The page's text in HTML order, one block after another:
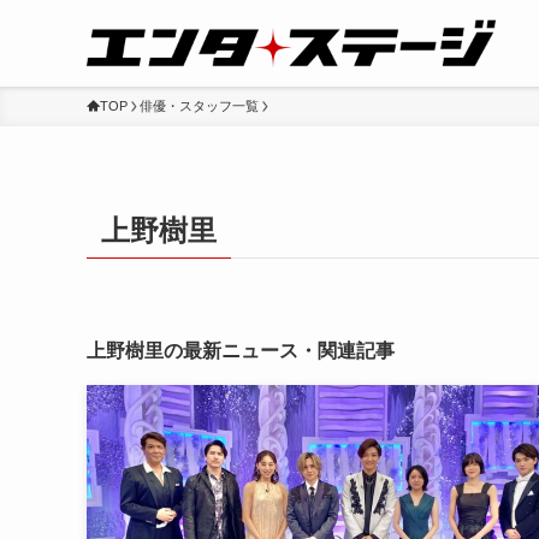
TOP 俳優・スタッフ一覧
上野樹里
上野樹里の最新ニュース・関連記事